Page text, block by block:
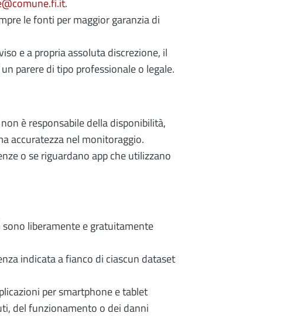
.
le fonti per maggior garanzia di
e a propria assoluta discrezione, il
parere di tipo professionale o legale.
è responsabile della disponibilità,
accuratezza nel monitoraggio.
o se riguardano app che utilizzano
liberamente e gratuitamente
indicata a fianco di ciascun dataset
per smartphone e tablet
del funzionamento o dei danni